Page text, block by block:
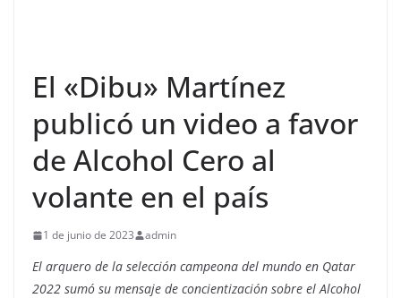
El «Dibu» Martínez
publicó un video a favor
de Alcohol Cero al
volante en el país
1 de junio de 2023 admin
El arquero de la selección campeona del mundo en Qatar
2022 sumó su mensaje de concientización sobre el Alcohol